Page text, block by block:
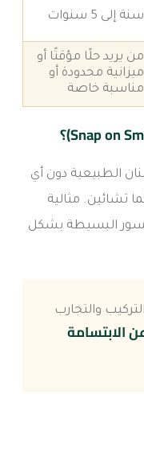
سنة إلى 5 سنوات
من يريد حلًا مؤقتًا أو
ميزانية محدودة أو
مناسبة خاصة
الطبيعية دون أي
تشائين. مثالية
البسيطة بشكل
والتجارب
الابتسامة